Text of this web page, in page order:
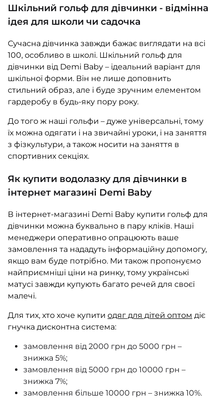
Шкільний гольф для дівчинки - відмінна
ідея для школи чи садочка
Сучасна дівчинка завжди бажає виглядати на всі
100, особливо в школі. Шкільний гольф для
дівчинки від Demi Baby – ідеальний варіант для
шкільної форми. Він не лише доповнить
стильний образ, але і буде зручним елементом
гардеробу в будь-яку пору року.
До того ж наші гольфи – дуже універсальні, тому
їх можна одягати і на звичайні уроки, і на заняття
з фізкультури, а також носити на заняття в
спортивних секціях.
Як купити водолазку для дівчинки в
інтернет магазині Demi Baby
В інтернет-магазині Demi Baby купити гольф для
дівчинки можна буквально в пару кліків. Наші
менеджери оперативно опрацюють ваше
замовлення та нададуть інформаційну допомогу,
якщо вам буде потрібно. Ми також пропонуємо
найприємніші ціни на ринку, тому українські
матусі завжди купують багато речей для своєї
малечі.
Для тих, хто хоче купити одяг для дітей оптом діє
гнучка дисконтна система:
замовлення від 2000 грн до 5000 грн –
знижка 5%;
замовлення від 5000 грн до 10000 грн –
знижка 7%;
замовлення більше 10000 грн – знижка 10%.